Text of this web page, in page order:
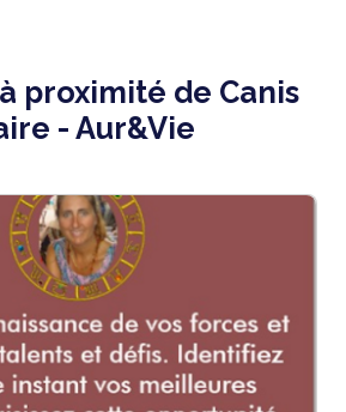
proximité de Canis
- Aur&Vie